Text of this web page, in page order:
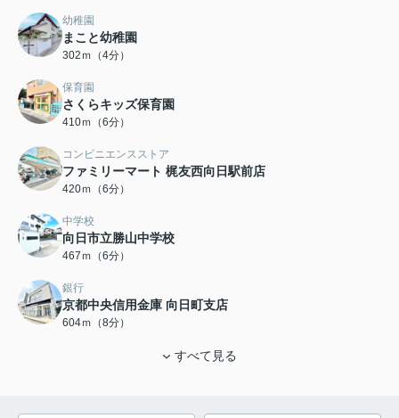
幼稚園
まこと幼稚園
302ｍ（4分）
保育園
さくらキッズ保育園
410ｍ（6分）
コンビニエンスストア
ファミリーマート 梶友西向日駅前店
420ｍ（6分）
中学校
向日市立勝山中学校
467ｍ（6分）
銀行
京都中央信用金庫 向日町支店
604ｍ（8分）
すべて見る